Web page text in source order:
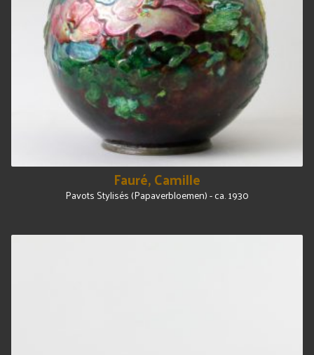
Fauré, Camille
Pavots Stylisés (Papaverbloemen) - ca. 1930